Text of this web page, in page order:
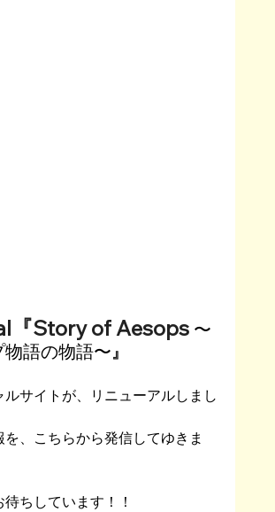
『Story of Aesops 〜
物語の物語〜』
ルサイトが、リニューアルしまし
を、こちらから発信してゆきま
ちしています！！